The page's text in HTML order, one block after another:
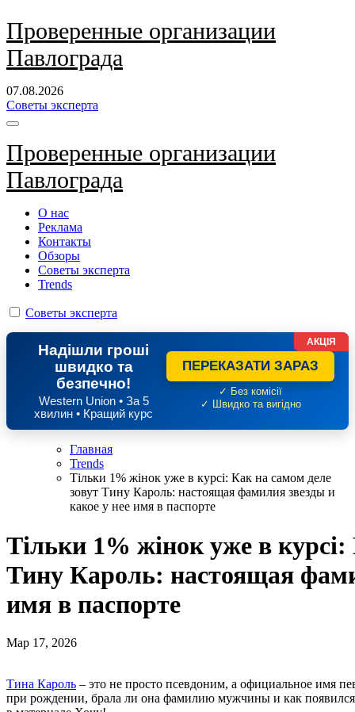
Перейти
к
содержанию
Проверенные организации
Павлограда
07.08.2026
Советы эксперта
Проверенные организации
Павлограда
О нас
Реклама
Контакты
Обзоры
Советы эксперта
Trends
Советы эксперта
Надішли гроші
швидко та
безпечно!
Western Union • За 5
хвилин • Кращий курс
ПЕРЕКАЗАТИ ЗАРАЗ
✓ Без комісії
✓ Швидко та вигідно
АКЦІЯ
Главная
Trends
Тільки 1% жінок уже в курсі: Как на самом деле
зовут Тину Кароль: настоящая фамилия звезды и
какое у нее имя в паспорте
Тільки 1% жінок уже в
Тину Кароль: настоящая
имя в паспорте
Мар 17, 2026
Тина Кароль – это не просто псевдоним, а официальное имя
при рождении, брала ли она фамилию мужчины и как